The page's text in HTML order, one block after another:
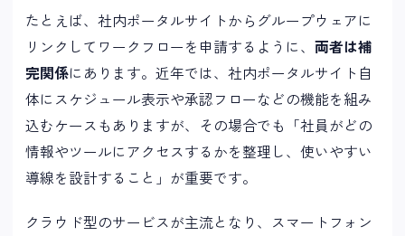
たとえば、社内ポータルサイトからグループウェアに
リンクしてワークフローを申請するように、 両者は補
完関係にあります。近年では、社内ポータルサイト自
体にスケジュール表示や承認フローなどの機能を組み
込むケースもありますが、その場合でも「社員がどの
情報やツールにアクセスするかを整理し、使いやすい
導線を設計すること」が重要です。
クラウド型のサービスが主流となり、スマートフォン